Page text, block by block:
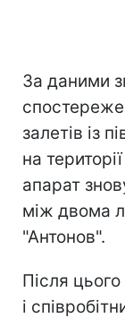
За даними
залетів із
на
апарат
між двома
"Антонов".
Після
і